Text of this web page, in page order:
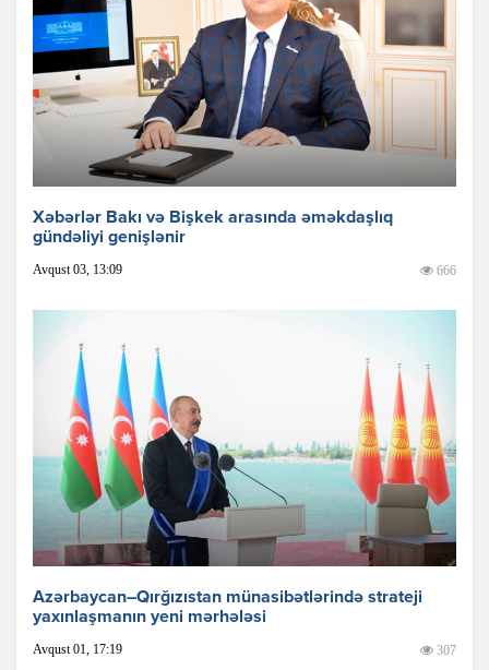
Xəbərlər Bakı və Bişkek arasında əməkdaşlıq
gündəliyi genişlənir
Avqust 03, 13:09 666
Azərbaycan–Qırğızıstan münasibətlərində strateji
yaxınlaşmanın yeni mərhələsi
Avqust 01, 17:19 307